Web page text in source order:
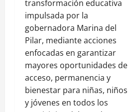
transformación educativa
impulsada por la
gobernadora Marina del
Pilar, mediante acciones
enfocadas en garantizar
mayores oportunidades de
acceso, permanencia y
bienestar para niñas, niños
y jóvenes en todos los